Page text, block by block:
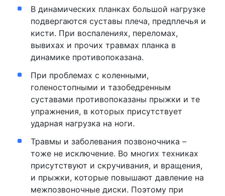
В динамических планках большой нагрузке
подвергаются суставы плеча, предплечья и
кисти. При воспалениях, переломах,
вывихах и прочих травмах планка в
динамике противопоказана.
При проблемах с коленными,
голеностопными и тазобедренным
суставами противопоказаны прыжки и те
упражнения, в которых присутствует
ударная нагрузка на ноги.
Травмы и заболевания позвоночника –
тоже не исключение. Во многих техниках
присутствуют и скручивания, и вращения,
и прыжки, которые повышают давление на
межпозвоночные диски. Поэтому при